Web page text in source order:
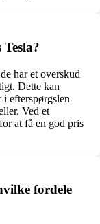
har et overskud
Dette kan
efterspørgslen
Ved et
at få en god pris
fordele